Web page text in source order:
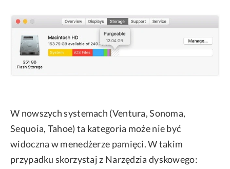
W nowszych systemach (Ventura, Sonoma,
Sequoia, Tahoe) ta kategoria może nie być
widoczna w menedżerze pamięci. W takim
przypadku skorzystaj z Narzędzia dyskowego: